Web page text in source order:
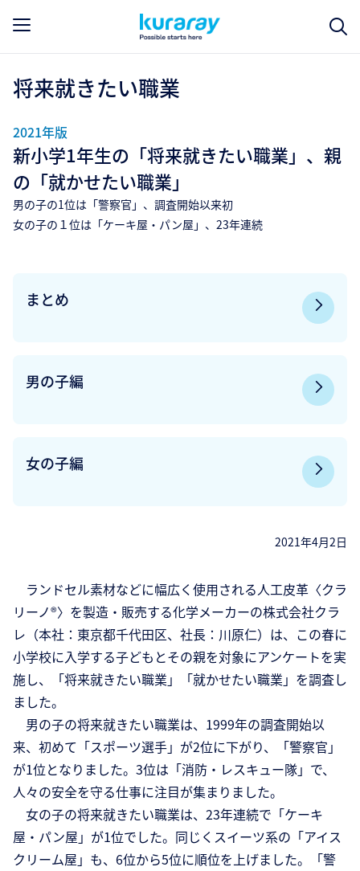
将来就きたい職業
2021年版
新小学1年生の「将来就きたい職業」、親
の「就かせたい職業」
男の子の1位は「警察官」、調査開始以来初
女の子の１位は「ケーキ屋・パン屋」、23年連続
まとめ
男の子編
女の子編
2021年4月2日
ランドセル素材などに幅広く使用される人工皮革〈クラ
リーノ®〉を製造・販売する化学メーカーの株式会社クラ
レ（本社：東京都千代田区、社長：川原仁）は、この春に
小学校に入学する子どもとその親を対象にアンケートを実
施し、「将来就きたい職業」「就かせたい職業」を調査し
ました。
男の子の将来就きたい職業は、1999年の調査開始以
来、初めて「スポーツ選手」が2位に下がり、「警察官」
が1位となりました。3位は「消防・レスキュー隊」で、
人々の安全を守る仕事に注目が集まりました。
女の子の将来就きたい職業は、23年連続で「ケーキ
屋・パン屋」が1位でした。同じくスイーツ系の「アイス
クリーム屋」も、6位から5位に順位を上げました。「警